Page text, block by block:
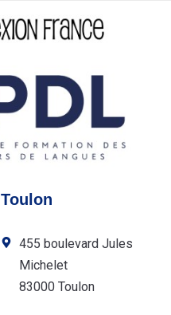
Toulon
455 boulevard Jules
Michelet
83000 Toulon